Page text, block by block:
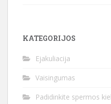
KATEGORIJOS
Ejakuliacija
Vaisingumas
Padidinkite spermos